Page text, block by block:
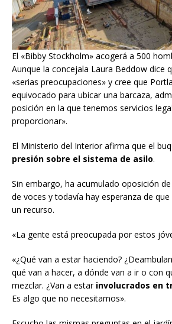
El «Bibby Stockholm» acogerá a 500
Aunque la concejala Laura Beddow dice
«serias preocupaciones» y cree que
equivocado para ubicar una barcaza,
posición en la que tenemos servicios
proporcionar».
El Ministerio del Interior afirma que el
presión sobre el sistema de asilo.
Sin embargo, ha acumulado oposición
de voces y todavía hay esperanza de
un recurso.
«La gente está preocupada por estos
«¿Qué van a estar haciendo?
qué van a hacer, a dónde van a ir o con
mezclar. ¿Van a estar involucrados en
Es algo que no necesitamos».